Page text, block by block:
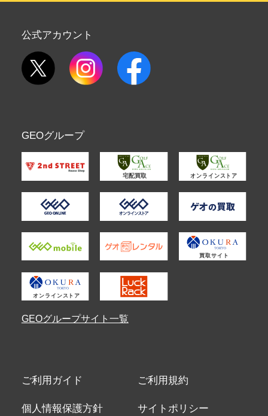
公式アカウント
GEOグループ
GEOグループサイト一覧
ご利用ガイド ご利用規約
個人情報保護方針 サイトポリシー